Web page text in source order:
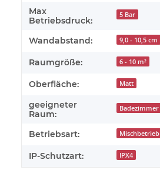
Max
Betriebsdruck:
5 Bar
Wandabstand: 9,0 - 10,5 cm
Raumgröße: 6 - 10 m²
Oberfläche: Matt
geeigneter
Raum:
Badezimmer
Betriebsart: Mischbetrieb
IP-Schutzart: IPX4